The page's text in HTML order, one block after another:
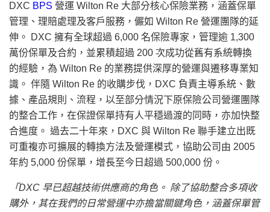
DXC BPS 營運 Wilton Re 大部分核心保險業務，涵蓋保單
管理、理賠處理及客戶服務，儼如 Wilton Re 營運團隊的延
伸。 DXC 擁有全球超過 6,000 名保險專家，管理逾 1,300
萬份保單及合約，並累積超過 200 次成功從舊有系統轉換
的經驗，為 Wilton Re 的業務提供深厚的營運與遷移專業知
識。 伴隨 Wilton Re 的收購步伐，DXC 負責主導系統、數
據、產品規則、流程，以至部分情況下原保險公司營運團隊
的整合工作，在保證保單持有人平穩過渡的同時，亦加快整
合進度。 過去二十年來，DXC 與 Wilton Re 聯手建立出既
可重複亦可擴展的轉換方法及營運模式，協助公司由 2005
年約 5,000 份保單，增長至今日超過 500,000 份。
「DXC 早已超越技術供應商的角色。 除了協助整合多項收
購外，其在我們的日常營運中亦擔當關鍵角色，涵蓋保單管